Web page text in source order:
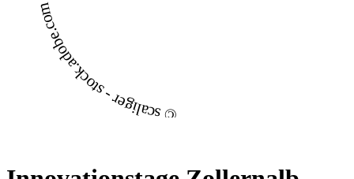
© scaliger - stock.adobe.com